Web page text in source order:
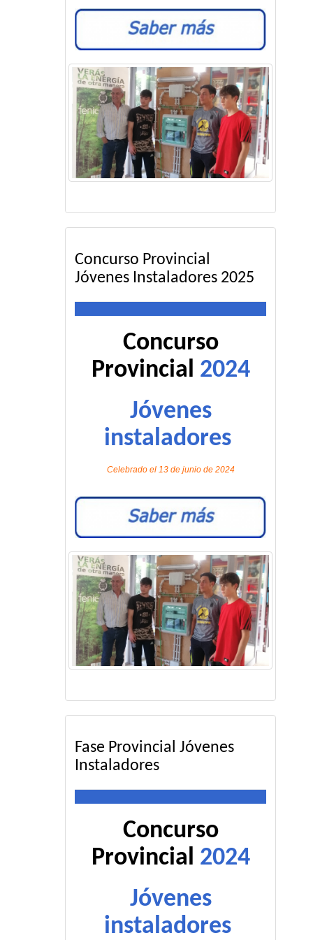
Concurso Provincial
Jóvenes Instaladores 2025
Concurso
Provincial 2024
Jóvenes
instaladores
Celebrado el 13 de junio de 2024
Fase Provincial Jóvenes
Instaladores
Concurso
Provincial 2024
Jóvenes
instaladores